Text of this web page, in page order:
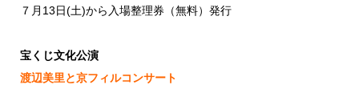
７月13日(土)から入場整理券（無料）発行
宝くじ文化公演
渡辺美里と京フィルコンサート